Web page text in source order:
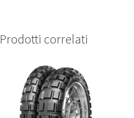
Prodotti correlati